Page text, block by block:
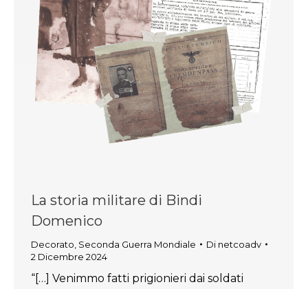
La storia militare di Bindi
Domenico
Decorato Seconda Guerra Mondiale Di netcoadv
2 Dicembre 2024
“[…] Venimmo fatti prigionieri dai soldati